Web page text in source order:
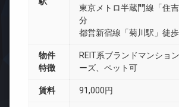
東京メトロ半蔵門線「住
分
都営新宿線「菊川駅」徒
物件
特徴
REIT系ブランドマンショ
ーズ、ペット可
賃料 91,000円